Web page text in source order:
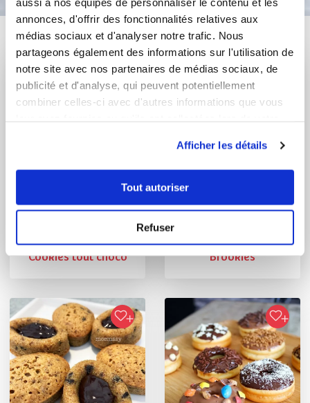
annonces, d'offrir des fonctionnalités relatives aux
médias sociaux et d'analyser notre trafic. Nous
partageons également des informations sur l'utilisation de
notre site avec nos partenaires de médias sociaux, de
publicité et d'analyse, qui peuvent potentiellement
combiner celles-ci avec d'autres informations que vous
Afficher les détails
Tout autoriser
Refuser
Vous aimerez aussi ...
Fanny Chavouet
Cookies tout choco
Nathalie Gobin
Brookies